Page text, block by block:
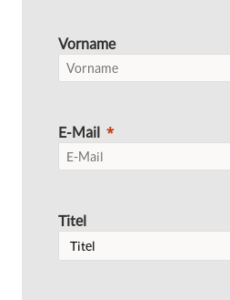
Vorname
E-Mail
Titel